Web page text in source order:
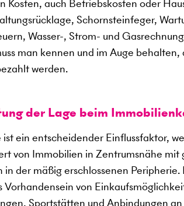
Kosten, auch Betriebskosten oder
Schornsteinfeger,
Wasser-, Strom- und
man kennen und im Auge
werden.
der Lage beim
ist ein entscheidender Einflussfaktor,
von Immobilien in Zentrumsnähe
der mäßig erschlossenen
Vorhandensein von
Sportstätten und Anbindungen